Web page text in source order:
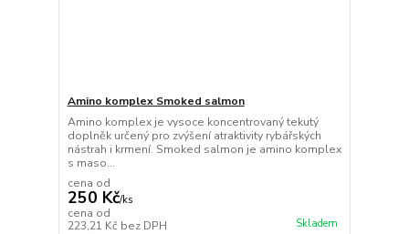
Amino komplex Smoked salmon
Amino komplex je vysoce koncentrovaný tekutý
doplněk určený pro zvýšení atraktivity rybářských
nástrah i krmení. Smoked salmon je amino komplex
s maso...
cena od
250 Kč/ks
cena od
223,21 Kč bez DPH Skladem